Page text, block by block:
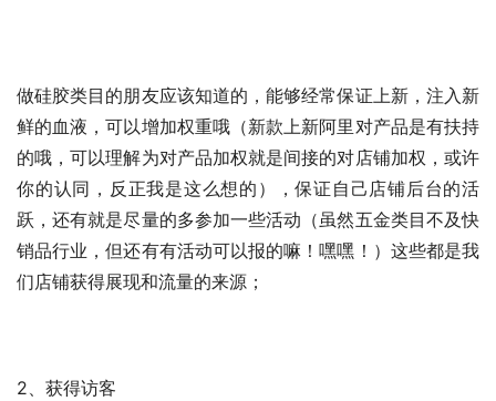
做硅胶类目的朋友应该知道的，能够经常保证上新，注入新
鲜的血液，可以增加权重哦（新款上新阿里对产品是有扶持
的哦，可以理解为对产品加权就是间接的对店铺加权，或许
你的认同，反正我是这么想的），保证自己店铺后台的活
跃，还有就是尽量的多参加一些活动（虽然五金类目不及快
销品行业，但还有有活动可以报的嘛！嘿嘿！）这些都是我
们店铺获得展现和流量的来源；
2、获得访客